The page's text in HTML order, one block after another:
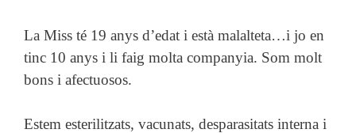
La Miss té 19 anys d’edat i està malalteta…i jo en
tinc 10 anys i li faig molta companyia. Som molt
bons i afectuosos.
Estem esterilitzats, vacunats, desparasitats interna i